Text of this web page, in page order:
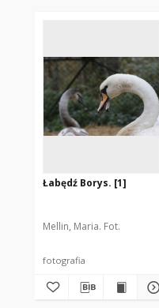
Łabędź Borys. [1]
Mellin, Maria. Fot.
fotografia